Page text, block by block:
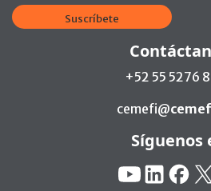
Suscríbete
+52 55 5276
cemefi@
Síguenos
YouTube
Linkedin X